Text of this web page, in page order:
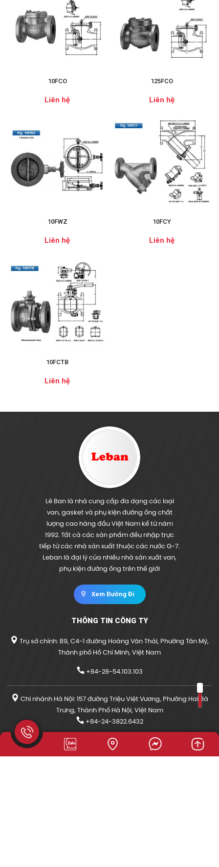
10FCO
Liên hệ
125FCO
Liên hệ
10FWZ
Liên hệ
10FCY
Liên hệ
10FCTB
Liên hệ
Lê Ban là nhà cung cấp đa dạng các loại
van, gasket và phụ kiện đường ống chất
lượng cao hàng đầu Việt Nam kể từ năm
1992. Tất cả các sản phẩm đều nhập trực
tiếp từ các nhà sản xuất thuộc các nước G-7.
Leban là đại lý của nhiều nhà sản xuất van,
phụ kiện đường ống trên thế giới
Xem Đường Đi
THÔNG TIN CÔNG TY
Trụ sở chính: B9, C4-1 đường Hoàng Văn Thái, Phường Tân Mỹ,
Thành phố Hồ Chí Minh, Việt Nam
+84-28-54.103.103
Chi nhánh Hà Nội: 157 đường Triệu Việt Vương, Phường Hai Bà
Trưng, Thành Phố Hà Nội, Việt Nam
+84-24-3822.6432
sales@leban.biz